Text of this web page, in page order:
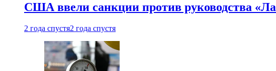
США ввели санкции против руководства
2 года спустя2 года спустя